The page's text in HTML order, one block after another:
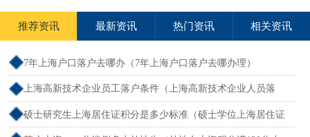
推荐资讯 最新资讯 热门资讯 相关资讯
7年上海户口落户去哪办（7年上海户口落户去哪办理）
上海高新技术企业员工落户条件（上海高新技术企业人员落
户）
硕士研究生上海居住证积分是多少标准（硕士学位上海居住证